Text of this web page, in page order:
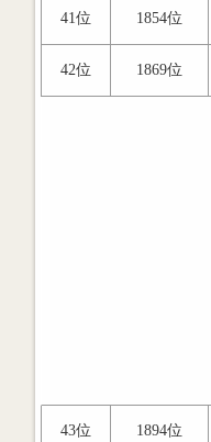
41位 1854位
42位 1869位
43位 1894位